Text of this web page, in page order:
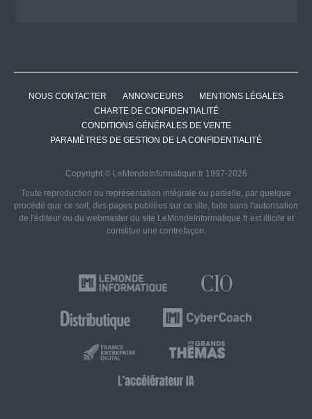
NOUS CONTACTER ANNONCEURS
MENTIONS LÉGALES
CHARTE DE CONFIDENTIALITÉ
CONDITIONS GÉNÉRALES DE VENTE
PARAMÈTRES DE GESTION DE LA CONFIDENTIALITÉ
Copyright © LeMondeInformatique.fr 1997-2026
Toute reproduction ou représentation intégrale ou partielle, par quelque
procédé que ce soit, des pages publiées sur ce site, faite sans l'autorisation
de l'éditeur ou du webmaster du site LeMondeInformatique.fr est illicite et
constitue une contrefaçon.